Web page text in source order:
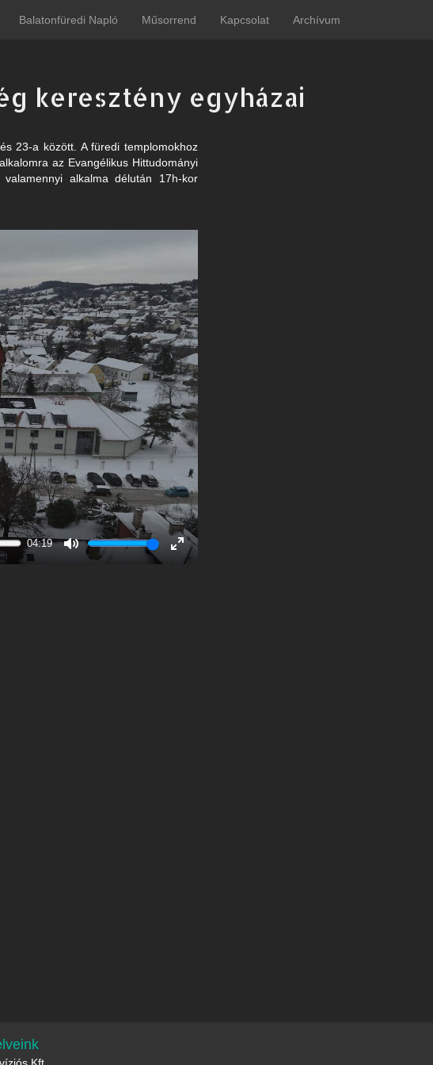
Balatonfüredi Napló Műsorrend Kapcsolat Archívum
keresztény egyházai
23-a között. A füredi templomokhoz
az Evangélikus Hittudományi
alkalma délután 17h-kor
04:19
Mute
Enter